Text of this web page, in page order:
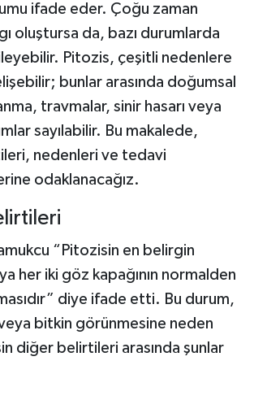
ifade eder. Çoğu zaman
oluştursa da, bazı durumlarda
Pitozis, çeşitli nedenlere
bunlar arasında doğumsal
travmalar, sinir hasarı veya
sayılabilir. Bu makalede,
nedenleri ve tedavi
odaklanacağız.
“Pitozisin en belirgin
her iki göz kapağının normalden
diye ifade etti. Bu durum,
bitkin görünmesine neden
diğer belirtileri arasında şunlar